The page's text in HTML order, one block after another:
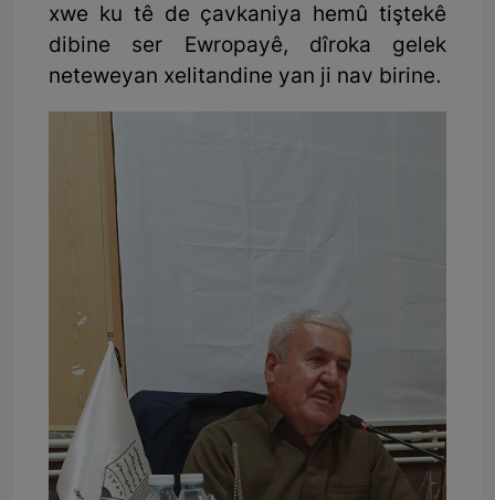
xwe ku tê de çavkaniya hemû tiştekê
dibine ser Ewropayê, dîroka gelek
neteweyan xelitandine yan ji nav birine.